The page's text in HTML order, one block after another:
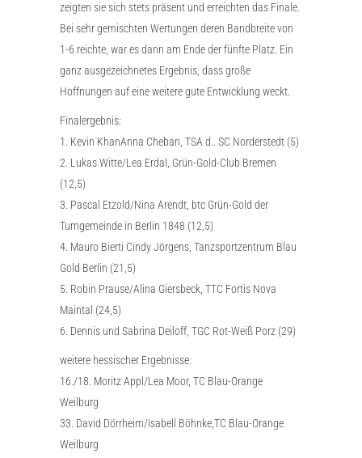
zeigten sie sich stets präsent und erreichten das Finale.
Bei sehr gemischten Wertungen deren Bandbreite von
1-6 reichte, war es dann am Ende der fünfte Platz. Ein
ganz ausgezeichnetes Ergebnis, dass große
Hoffnungen auf eine weitere gute Entwicklung weckt.
Finalergebnis:
1. Kevin KhanAnna Cheban, TSA d.. SC Norderstedt (5)
2. Lukas Witte/Lea Erdal, Grün-Gold-Club Bremen
(12,5)
3. Pascal Etzold/Nina Arendt, btc Grün-Gold der
Turngemeinde in Berlin 1848 (12,5)
4. Mauro Bierti Cindy Jörgens, Tanzsportzentrum Blau
Gold Berlin (21,5)
5. Robin Prause/Alina Giersbeck, TTC Fortis Nova
Maintal (24,5)
6. Dennis und Sabrina Deiloff, TGC Rot-Weiß Porz (29)
weitere hessischer Ergebnisse:
16./18. Moritz Appl/Lea Moor, TC Blau-Orange
Weilburg
33. David Dörrheim/Isabell Böhnke,TC Blau-Orange
Weilburg